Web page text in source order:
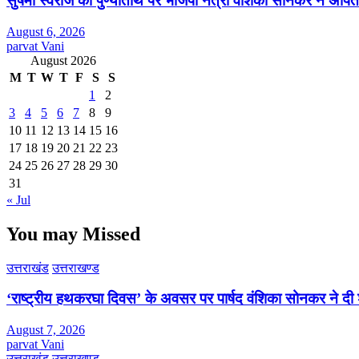
August 6, 2026
parvat Vani
August 2026
M T W T F S
S
1
2
3
4 5 6 7 8
9
10 11 12 13 14 15 16
17 18 19 20 21 22 23
24 25 26 27 28 29 30
31
« Jul
You may Missed
उत्तराखंड उत्तराखण्ड
‘राष्ट्रीय हथकरघा दिवस’ के अवसर पर पार्षद वंशिका सोनकर ने
August 7, 2026
parvat Vani